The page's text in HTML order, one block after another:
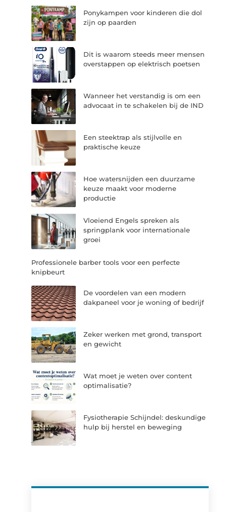
Ponykampen voor kinderen die dol
zijn op paarden
Dit is waarom steeds meer mensen
overstappen op elektrisch poetsen
Wanneer het verstandig is om een
advocaat in te schakelen bij de IND
Een steektrap als stijlvolle en
praktische keuze
Hoe watersnijden een duurzame
keuze maakt voor moderne
productie
Vloeiend Engels spreken als
springplank voor internationale
groei
Professionele barber tools voor een perfecte
knipbeurt
De voordelen van een modern
dakpaneel voor je woning of bedrijf
Zeker werken met grond, transport
en gewicht
Wat moet je weten over content
optimalisatie?
Fysiotherapie Schijndel: deskundige
hulp bij herstel en beweging